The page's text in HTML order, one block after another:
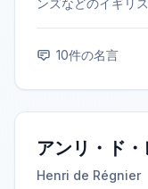
ンズなどのイギリ
10件の名言
アンリ・ド
Henri de Régnier